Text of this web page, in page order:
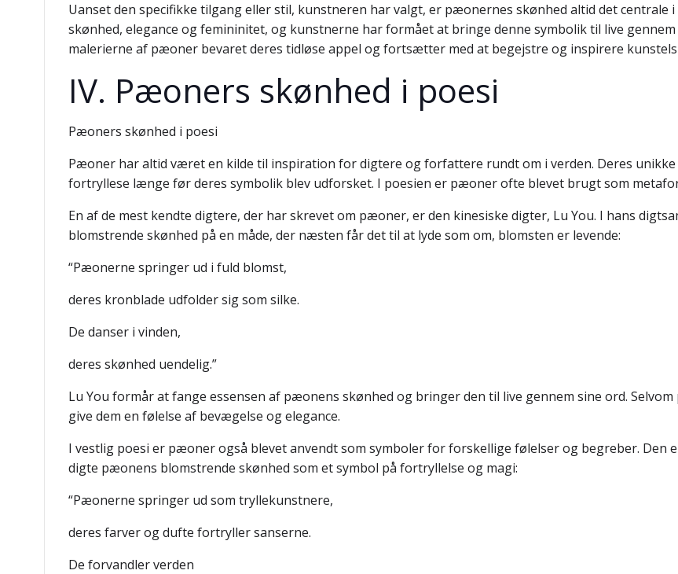
Uanset den specifikke tilgang eller stil, kunstneren har valgt, er pæonernes skønhed altid det centrale
skønhed, elegance og femininitet, og kunstnerne har formået at bringe denne symbolik til live
malerierne af pæoner bevaret deres tidløse appel og fortsætter med at begejstre og inspirere
IV. Pæoners skønhed i poesi
Pæoners skønhed i poesi
Pæoner har altid været en kilde til inspiration for digtere og forfattere rundt om i verden. Deres
fortryllese længe før deres symbolik blev udforsket. I poesien er pæoner ofte blevet brugt som
En af de mest kendte digtere, der har skrevet om pæoner, er den kinesiske digter, Lu You. I hans
blomstrende skønhed på en måde, der næsten får det til at lyde som om, blomsten er levende:
“Pæonerne springer ud i fuld blomst,
deres kronblade udfolder sig som silke.
De danser i vinden,
deres skønhed uendelig.”
Lu You formår at fange essensen af pæonens skønhed og bringer den til live gennem sine ord.
give dem en følelse af bevægelse og elegance.
I vestlig poesi er pæoner også blevet anvendt som symboler for forskellige følelser og begreber. Den
digte pæonens blomstrende skønhed som et symbol på fortryllelse og magi:
“Pæonerne springer ud som tryllekunstnere,
deres farver og dufte fortryller sanserne.
De forvandler verden